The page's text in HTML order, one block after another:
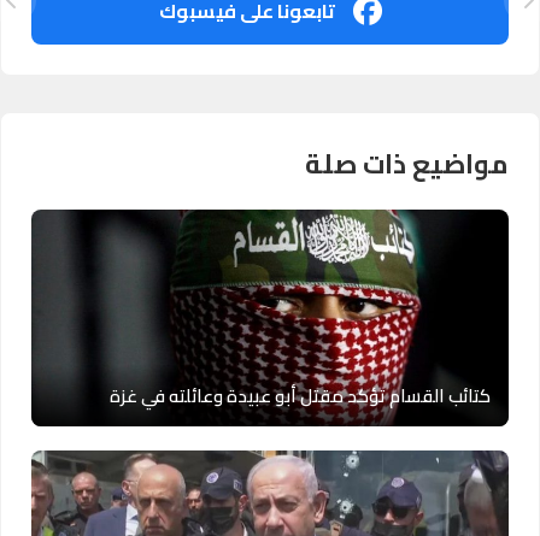
تابعونا على فيسبوك
مواضيع ذات صلة
كتائب القسام تؤكد مقتل أبو عبيدة وعائلته في غزة